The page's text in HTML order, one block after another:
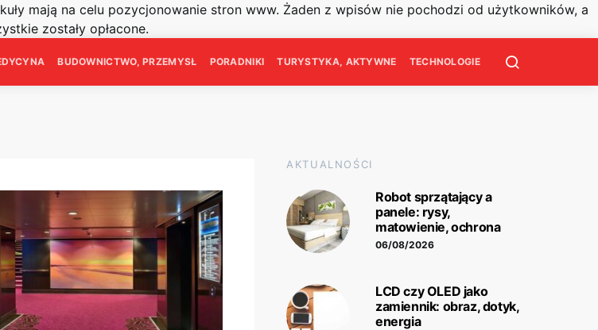
mają na celu pozycjonowanie stron www. Żaden z wpisów nie pochodzi od użytkowników, a
zostały opłacone.
BUDOWNICTWO, PRZEMYSŁ PORADNIKI TURYSTYKA, AKTYWNE TECHNOLOGIE
AKTUALNOŚCI
Robot sprzątający a
panele: rysy,
matowienie, ochrona
06/08/2026
LCD czy OLED jako
zamiennik: obraz, dotyk,
energia